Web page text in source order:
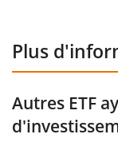
Plus
Autres ETF